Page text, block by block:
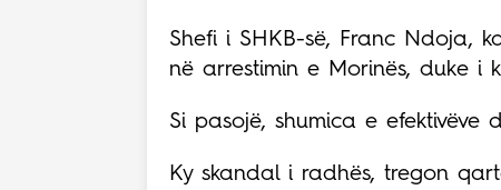
Shefi i SHKB-së, Franc Ndoja,
në arrestimin e Morinës, duke i
Si pasojë, shumica e efektivëve
Ky skandal i radhës, tregon